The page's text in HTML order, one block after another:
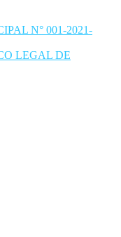
N° 001-2021-
LEGAL DE